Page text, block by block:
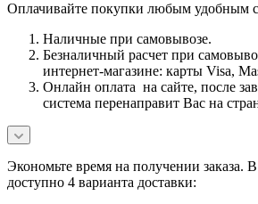
Оплачивайте покупки любым удобным
Наличные при самовывозе.
Безналичный расчет при
интернет-магазине: карты Visa,
Онлайн оплата на сайте, после
система перенаправит Вас на
Экономьте время на получении заказа.
доступно 4 варианта доставки: